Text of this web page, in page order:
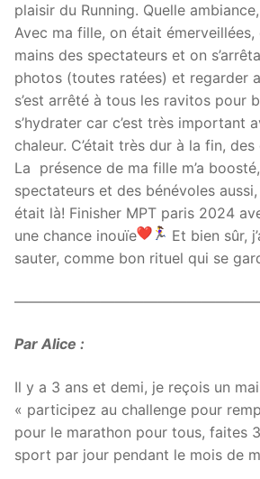
plaisir du Running. Quelle
Avec ma fille, on était
mains des spectateurs et on
photos (toutes ratées) et regarder
s’est arrêté à tous les ravitos pour
s’hydrater car c’est très important
chaleur. C’était très dur à la fin,
La présence de ma fille m’a
spectateurs et des bénévoles
était là! Finisher MPT paris 2024
une chance inouïe
Et bien sûr,
sauter, comme bon rituel qui se
Par Alice :
Il y a 3 ans et demi, je reçois un
« participez au challenge pour
pour le marathon pour tous, faites
sport par jour pendant le mois de